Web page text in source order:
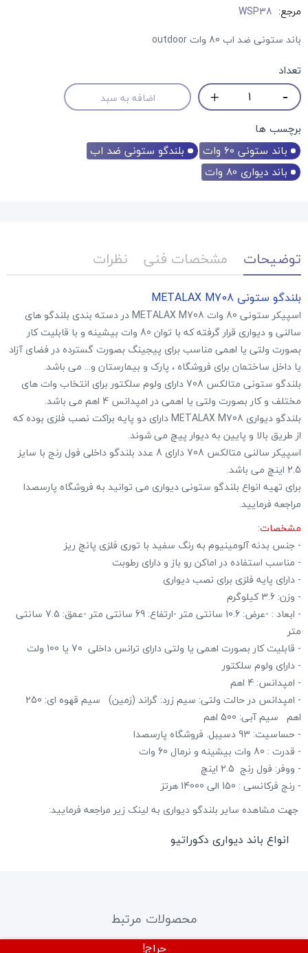
مرجع: WSP38
باند ستونی ضد اب 80 وات outdoor
تعداد
اضافه به سبد
برچسب ها
باند ستونی 60 وات
بلندگو ستونی ضد اب
باند دیواری 80 وات
توضیحات مشخصات فنی نظرات
بلندگو ستونی METALAX M708
اسپیکر ستونی 80 وات METALAX M708 در دسته بندی بلندگو های
سالنی و دیواری قرار گرفته که با توان 80 وات بیشینه و با قابلیت کار
بصورت ولتی یا اهمی مناسب برای پیجینگ بصورت گسترده در فضای آزاد
یا داخل ساختمان برای فروشگاه ، پارک و بیمارستان و... می باشد.
بلندگو ستونی متالکس 708 دارای ولوم سلکتور برای انتخاب وات های
مختلف و کار بصورت ولتی یا اهمی در امپدانس 4 اهم می باشد.
بلندگو دیواری METALAX M708 دارای دو پایه براکت نصب فلزی بوده که
از طریق بالا و پایین به دیوار پیچ می شوند.
اسپیکر سالنی متالکس 708 دارای 8 عدد بلندگو داخلی فول رنج با سایز
2.5 اینچ می باشد.
برای تهیه انواع بلندگو ستونی دیواری می توانید به فروشگاه پارسصدا
مراجعه فرمایید.
مشخصات:
- جنس بدنه آلومینیوم به رنگ سفید با توری فلزی پانچ ریز
- مناسب استفاده در اماکن رو باز و دارای رطوبت
- دارای پایه فلزی برای نصب دیواری
- وزن: 3.6 کیلوگرم
- ابعاد : -عرض: 10.6 سانتی متر -ارتفاع: 69 سانتی متر -عمق: 7.5 سانتی
متر
- قابلیت کار بصورت اهمی یا ولتی دارای ترانس داخلی 70 یا 100 ولت
- دارای ولوم سلکتور
- امپدانس: 4 اهم
- امپدانس در حالت ولتی: سیم زرد: گراند (زمین) سیم قهوه ای: 250
اهم سیم آبی: 500 اهم
- حساسیت: 93 دسیبل. فروشگاه پارسصدا
- قدرت : 80 وات بیشینه و نرمال 60 وات
- ووفر: فول رنج 2.5 اینچ
- رنج فرکانسی : 150 الی 14000 هرتز
جهت مشاهده سایر بلندگو دیواری به لینک زیر مراجعه فرمایید:
انواع باند دیواری دکوراتیو
محصولات مرتبط
حراج!